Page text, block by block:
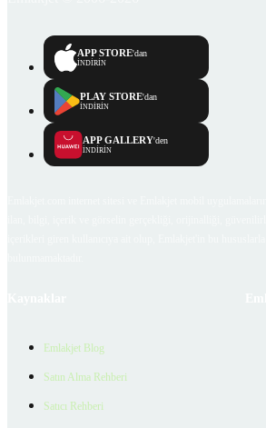
APP STORE'dan
İNDİRİN
PLAY STORE'dan
İNDİRİN
APP GALLERY'den
İNDİRİN
Emlakjet Blog
Satın Alma Rehberi
Satıcı Rehberi